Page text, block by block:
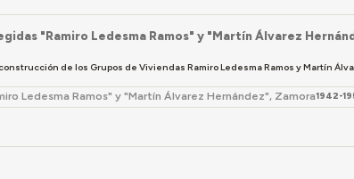
"Ramiro Ledesma Ramos" y "Martín Álvarez
de los Grupos de Viviendas Ramiro Ledesma Ramos y Martín
Ledesma Ramos" y "Martín Álvarez Hernández", Zamora1942-